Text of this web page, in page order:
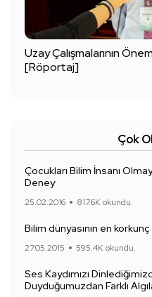
Uzay Çalışmalarının
[Röportaj]
Çok
Çocukları Bilim İnsanı
Deney
25.02.2016 817.6K okundu.
Bilim dünyasının en
27.05.2015 595.4K okundu.
Ses Kaydımızı
Duyduğumuzdan Farklı